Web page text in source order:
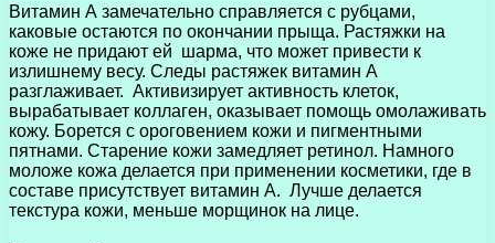
Витамин А замечательно справляется с рубцами,
каковые остаются по окончании прыща. Растяжки на
коже не придают ей шарма, что может привести к
излишнему весу. Следы растяжек витамин А
разглаживает. Активизирует активность клеток,
вырабатывает коллаген, оказывает помощь омолаживать
кожу. Борется с ороговением кожи и пигментными
пятнами. Старение кожи замедляет ретинол. Намного
моложе кожа делается при применении косметики, где в
составе присутствует витамин А. Лучше делается
текстура кожи, меньше морщинок на лице.